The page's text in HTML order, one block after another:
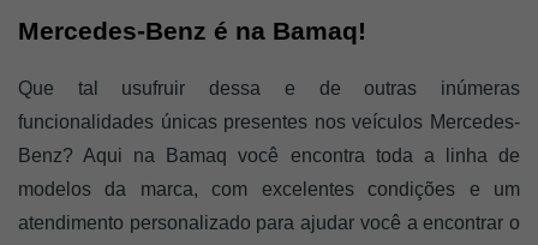
Mercedes-Benz é na Bamaq!
Que tal usufruir dessa e de outras inúmeras
funcionalidades únicas presentes nos veículos Mercedes-
Benz? Aqui na Bamaq você encontra toda a linha de
modelos da marca, com excelentes condições e um
atendimento personalizado para ajudar você a encontrar o